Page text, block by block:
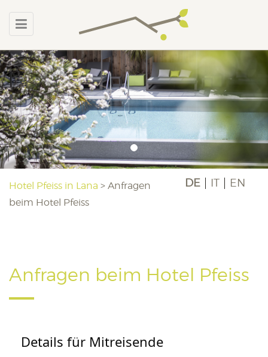
DE IT EN
Hotel Pfeiss in Lana > Anfragen
beim Hotel Pfeiss
Anfragen beim Hotel Pfeiss